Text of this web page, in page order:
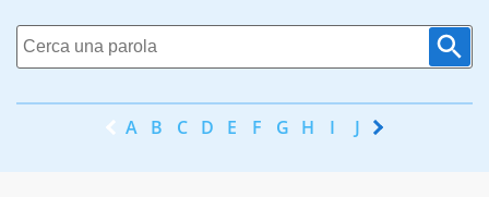
A B C D E F G H I J K